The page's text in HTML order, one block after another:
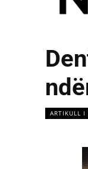
ARTIKULL I